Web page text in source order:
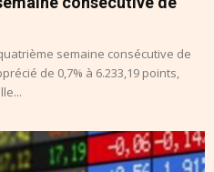
semaine consécutive de
de 0,7% à 6.233,19 points,